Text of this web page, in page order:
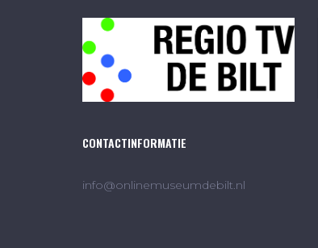
CONTACTINFORMATIE
info@onlinemuseumdebilt.nl